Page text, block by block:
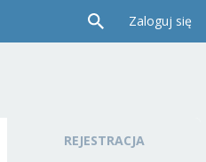
Zaloguj się
REJESTRACJA